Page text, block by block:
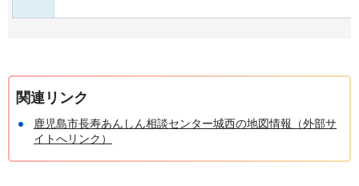
関連リンク
鹿児島市長寿あんしん相談センター城西の地図情報（外部サ
イトへリンク）